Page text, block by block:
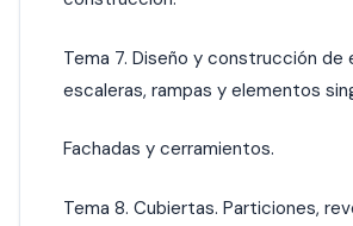
Tema 7. Diseño y construcción de
escaleras, rampas y elementos
Fachadas y cerramientos.
Tema 8. Cubiertas. Particiones,